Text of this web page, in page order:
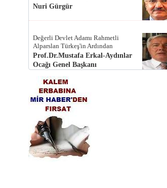
Nuri Gürgür
Değerli Devlet Adamı Rahmetli
Alparslan Türkeş'in Ardından
Prof.Dr.Mustafa Erkal-Aydınlar
Ocağı Genel Başkanı